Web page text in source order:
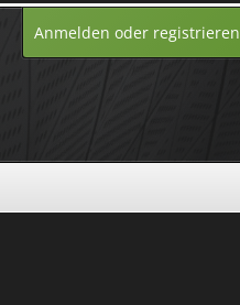
Anmelden oder registrieren